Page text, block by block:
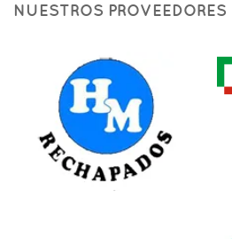
NUESTROS PROVEEDORES